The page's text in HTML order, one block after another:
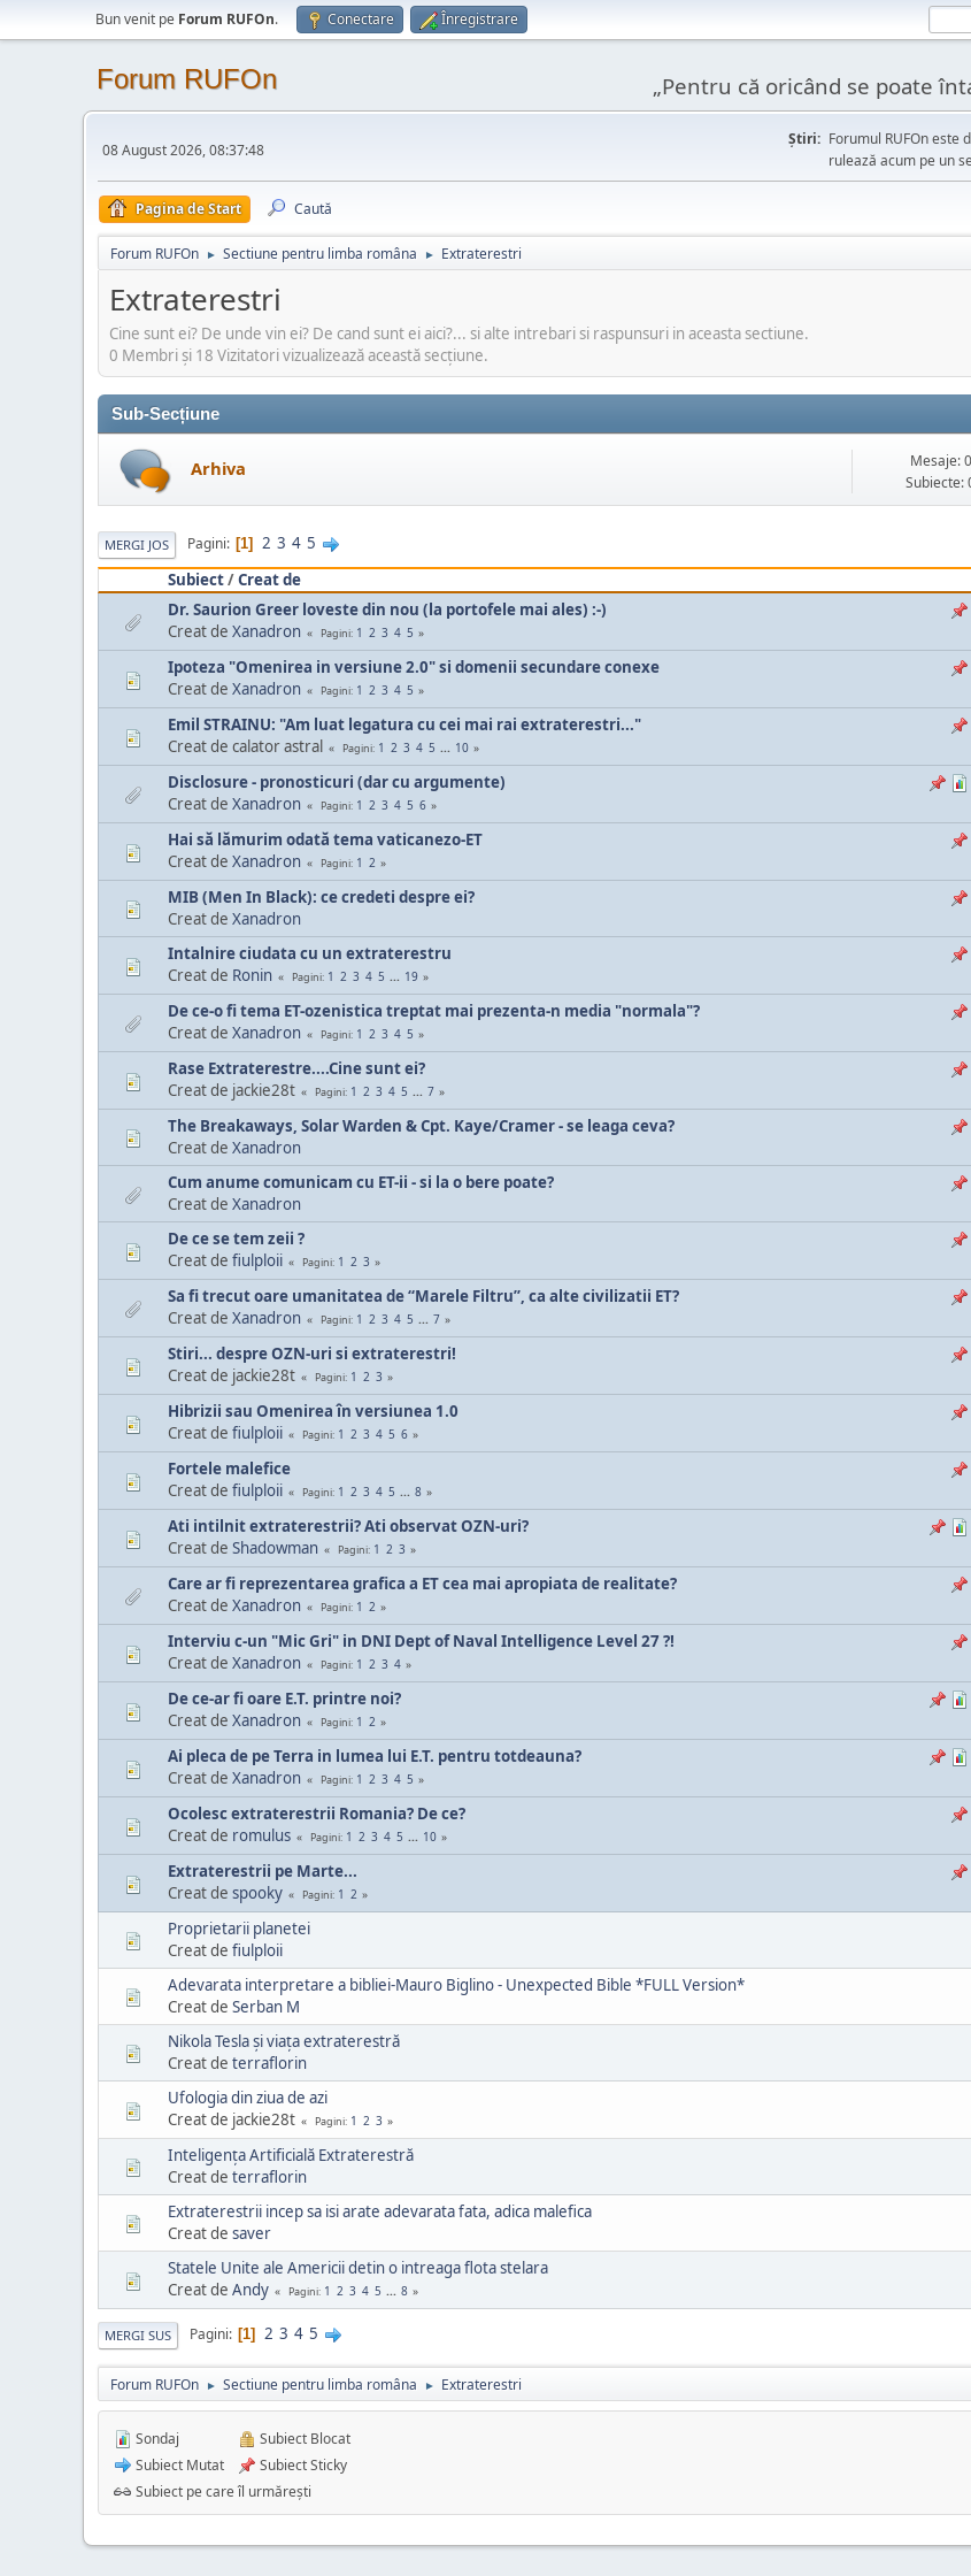
Bun venit pe Forum RUFOn. Conectare Înregistrare
Forum RUFOn „Pentru că oricând se poate
08 August 2026, 08:37:48
Ştiri: Forumul RUFOn
rulează acum pe un
Pagina de Start Caută
Forum RUFOn ► Sectiune pentru limba româna ► Extraterestri
Extraterestri
Cine sunt ei? De unde vin ei? De cand sunt ei aici?... si alte intrebari si raspunsuri in aceasta sectiune.
0 Membri şi 18 Vizitatori vizualizează această secțiune.
Sub-Secțiune
Arhiva
Mesaje: 0
Subiecte:
MERGI JOS Pagini 1 2 3 4 5
Subiect/Creat de
Dr. Saurion Greer loveste din nou (la portofele mai ales) :-)
Creat de Xanadron Pagini 1 2 3 4 5
Ipoteza "Omenirea in versiune 2.0" si domenii secundare conexe
Creat de Xanadron Pagini 1 2 3 4 5
Emil STRAINU: "Am luat legatura cu cei mai rai extraterestri..."
Creat de calator astral
Pagini 1 2 3 4 5 ... 10
Disclosure - pronosticuri (dar cu argumente)
Creat de Xanadron Pagini 1 2 3 4 5 6
Hai să lămurim odată tema vaticanezo-ET
Creat de Xanadron Pagini 1 2
MIB (Men In Black): ce credeti despre ei?
Creat de Xanadron
Intalnire ciudata cu un extraterestru
Creat de Ronin Pagini 1 2 3 4 5 ... 19
De ce-o fi tema ET-ozenistica treptat mai prezenta-n media "normala"?
Creat de Xanadron Pagini 1 2 3 4 5
Rase Extraterestre....Cine sunt ei?
Creat de jackie28t
Pagini 1 2 3 4 5 ... 7
The Breakaways, Solar Warden & Cpt. Kaye/Cramer - se leaga ceva?
Creat de Xanadron
Cum anume comunicam cu ET-ii - si la o bere poate?
Creat de Xanadron
De ce se tem zeii ?
Creat de fiulploii Pagini 1 2 3
Sa fi trecut oare umanitatea de “Marele Filtru”, ca alte civilizatii ET?
Creat de Xanadron Pagini 1 2 3 4 5 ... 7
Stiri... despre OZN-uri si extraterestri!
Creat de jackie28t
Pagini 1 2 3
Hibrizii sau Omenirea în versiunea 1.0
Creat de fiulploii Pagini 1 2 3 4 5 6
Fortele malefice
Creat de fiulploii Pagini 1 2 3 4 5 ... 8
Ati intilnit extraterestrii? Ati observat OZN-uri?
Creat de Shadowman Pagini 1 2 3
Care ar fi reprezentarea grafica a ET cea mai apropiata de realitate?
Creat de Xanadron Pagini 1 2
Interviu c-un "Mic Gri" in DNI Dept of Naval Intelligence Level 27 ?!
Creat de Xanadron Pagini 1 2 3 4
De ce-ar fi oare E.T. printre noi?
Creat de Xanadron Pagini 1 2
Ai pleca de pe Terra in lumea lui E.T. pentru totdeauna?
Creat de Xanadron Pagini 1 2 3 4 5
Ocolesc extraterestrii Romania? De ce?
Creat de romulus Pagini 1 2 3 4 5 ... 10
Extraterestrii pe Marte...
Creat de spooky Pagini 1 2
Proprietarii planetei
Creat de fiulploii
Adevarata interpretare a bibliei-Mauro Biglino - Unexpected Bible *FULL Version*
Creat de Serban M
Nikola Tesla și viața extraterestră
Creat de terraflorin
Ufologia din ziua de azi
Creat de jackie28t
Pagini 1 2 3
Inteligența Artificială Extraterestră
Creat de terraflorin
Extraterestrii incep sa isi arate adevarata fata, adica malefica
Creat de saver
Statele Unite ale Americii detin o intreaga flota stelara
Creat de Andy Pagini 1 2 3 4 5 ... 8
MERGI SUS Pagini 1 2 3 4 5
Forum RUFOn ► Sectiune pentru limba româna ► Extraterestri
Sondaj
Subiect Mutat
Subiect Blocat
Subiect Sticky
Subiect pe care îl urmărești